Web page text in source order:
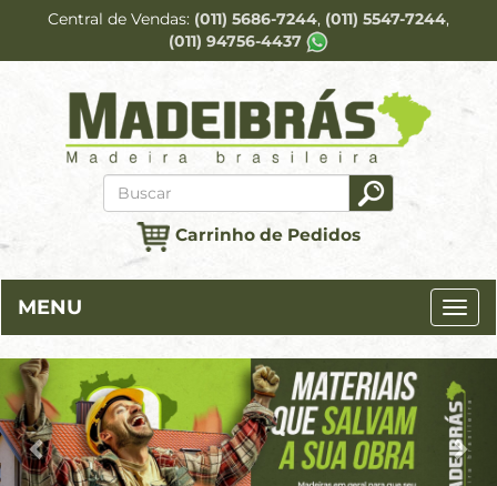
Central de Vendas (011) 5686-7244 (011) 5547-7244
(011) 94756-4437
Carrinho de Pedidos
MENU
Previous